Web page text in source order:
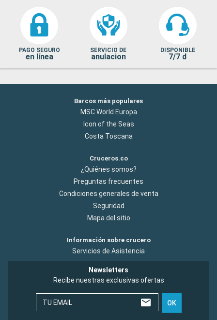
PAGO SEGURO
en línea
SERVICIO DE
anulacion
DISPONIBLE
7/7 d
Barcos más populares
MSC World Europa
Icon of the Seas
Costa Toscana
Cruceros.co
¿Quiénes somos?
Preguntas frecuentes
Condiciones generales de venta
Seguridad
Mapa del sitio
Información sobre crucero
Servicios de Asistencia
Newsletters
Recibe nuestras exclusivas ofertas
TU EMAIL OK